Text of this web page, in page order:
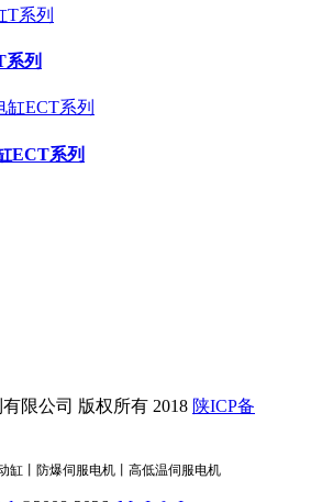
系列
ECT系列
限公司 版权所有 2018 陕ICP备
缸丨防爆伺服电机 丨高低温伺服电机